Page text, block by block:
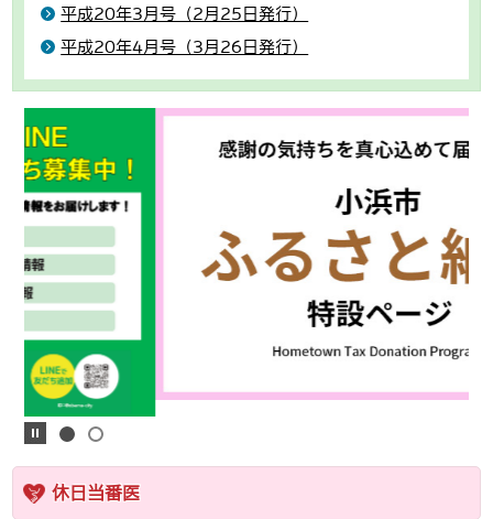
平成20年3月号（2月25日発行）
平成20年4月号（3月26日発行）
休日当番医